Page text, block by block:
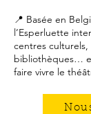
📍 Basée en
l’Esperluette
centres culturels,
bibliothèques…
faire vivre le